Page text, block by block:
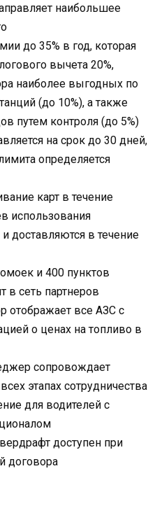
наибольшее
до 35% в год, которая
вычета 20%,
наиболее выгодных по
(до 10%), а также
путем контроля (до 5%)
на срок до 30 дней,
определяется
карт в течение
использования
доставляются в течение
и 400 пунктов
в сеть партнеров
отображает все АЗС с
о ценах на топливо в
сопровождает
этапах сотрудничества
для водителей с
доступен при
договора